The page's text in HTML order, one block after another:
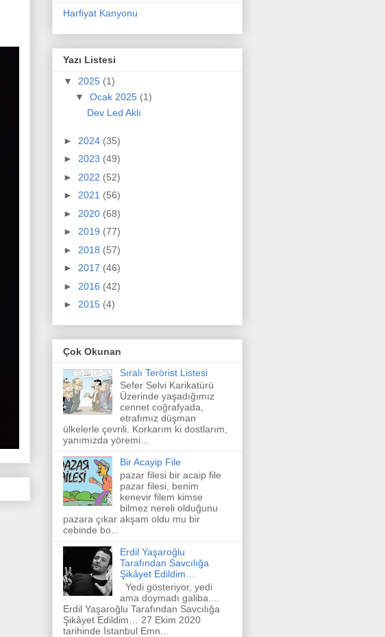
Harfiyat Kanyonu
Yazı Listesi
▼ 2025 (1)
▼ Ocak 2025 (1)
Dev Led Aklı
► 2024 (35)
► 2023 (49)
► 2022 (52)
► 2021 (56)
► 2020 (68)
► 2019 (77)
► 2018 (57)
► 2017 (46)
► 2016 (42)
► 2015 (4)
Çok Okunan
Sıralı Terörist Listesi
Sefer Selvi Karikatürü
Üzerinde yaşadığımız
cennet coğrafyada,
etrafımız düşman
ülkelerle çevrili. Korkarım ki dostlarım,
yanımızda yöremi...
Bir Acayip File
pazar filesi bir acaip file
pazar filesi, benim
kenevir filem kimse
bilmez nereli olduğunu
pazara çıkar akşam oldu mu bir
cebinde bo...
Erdil Yaşaroğlu
Tarafından Savcılığa
Şikâyet Edildim…
Yedi gösteriyor, yedi
ama doymadı galiba....
Erdil Yaşaroğlu Tarafından Savcılığa
Şikâyet Edildim… 27 Ekim 2020
tarihinde İstanbul Emn...